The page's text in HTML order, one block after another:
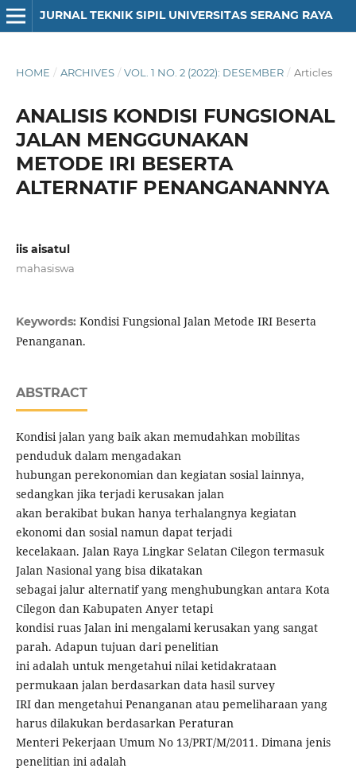
JURNAL TEKNIK SIPIL UNIVERSITAS SERANG RAYA
HOME / ARCHIVES / VOL. 1 NO. 2 (2022): DESEMBER / Articles
ANALISIS KONDISI FUNGSIONAL
JALAN MENGGUNAKAN
METODE IRI BESERTA
ALTERNATIF PENANGANANNYA
iis aisatul
mahasiswa
Keywords: Kondisi Fungsional Jalan Metode IRI Beserta
Penanganan.
ABSTRACT
Kondisi jalan yang baik akan memudahkan mobilitas
penduduk dalam mengadakan
hubungan perekonomian dan kegiatan sosial lainnya,
sedangkan jika terjadi kerusakan jalan
akan berakibat bukan hanya terhalangnya kegiatan
ekonomi dan sosial namun dapat terjadi
kecelakaan. Jalan Raya Lingkar Selatan Cilegon termasuk
Jalan Nasional yang bisa dikatakan
sebagai jalur alternatif yang menghubungkan antara Kota
Cilegon dan Kabupaten Anyer tetapi
kondisi ruas Jalan ini mengalami kerusakan yang sangat
parah. Adapun tujuan dari penelitian
ini adalah untuk mengetahui nilai ketidakrataan
permukaan jalan berdasarkan data hasil survey
IRI dan mengetahui Penanganan atau pemeliharaan yang
harus dilakukan berdasarkan Peraturan
Menteri Pekerjaan Umum No 13/PRT/M/2011. Dimana jenis
penelitian ini adalah